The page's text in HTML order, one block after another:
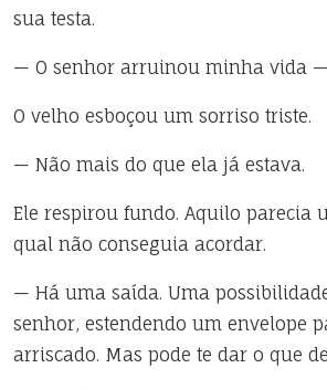
sua testa.
— O senhor arruinou minha vida
O velho esboçou um sorriso triste.
— Não mais do que ela já estava.
Ele respirou fundo. Aquilo parecia
qual não conseguia acordar.
— Há uma saída. Uma
senhor, estendendo um envelope
arriscado. Mas pode te dar o que